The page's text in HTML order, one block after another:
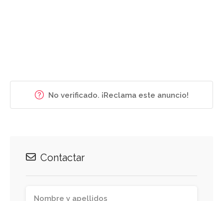
No verificado. ¡Reclama este anuncio!
Contactar